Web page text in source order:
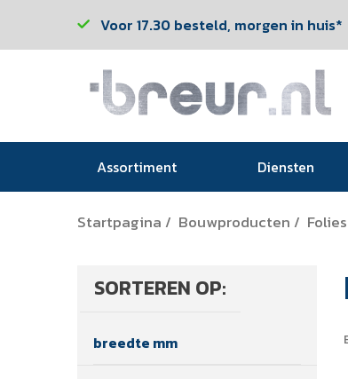
Voor 17.30 besteld, morgen in huis*
Assortiment Diensten
Startpagina / Bouwproducten / Folies
SORTEREN OP:
breedte mm